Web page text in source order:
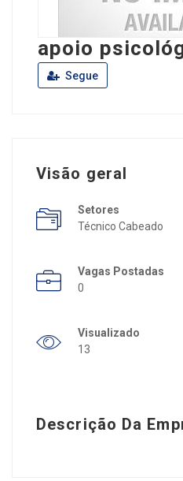
apoio
Segue
Visão geral
Setores
Técnico Cabeado
Vagas Postadas
0
Visualizado
13
Descrição Da